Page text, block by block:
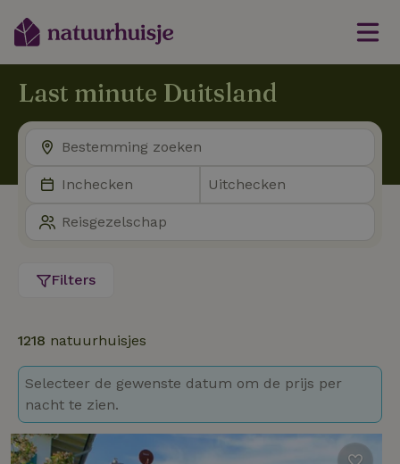
Last minute Duitsland
Filters
1218 natuurhuisjes
Selecteer de gewenste datum om de prijs per
nacht te zien.